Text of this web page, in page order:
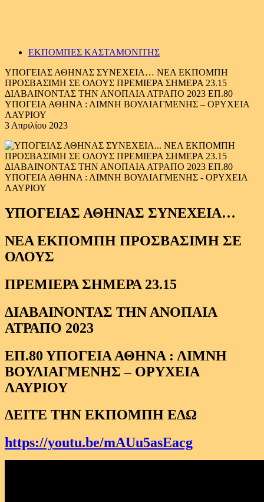
ΕΚΠΟΜΠΕΣ ΚΑΣΤΑΜΟΝΙΤΗΣ
ΥΠΟΓΕΙΑΣ ΑΘΗΝΑΣ ΣΥΝΕΧΕΙΑ… ΝΕΑ ΕΚΠΟΜΠΗ
ΠΡΟΣΒΑΣΙΜΗ ΣΕ ΟΛΟΥΣ ΠΡΕΜΙΕΡΑ ΣΗΜΕΡΑ 23.15
ΔΙΑΒΑΙΝΟΝΤΑΣ ΤΗΝ ΑΝΟΠΑΙΑ ΑΤΡΑΠΟ 2023 ΕΠ.80
ΥΠΟΓΕΙΑ ΑΘΗΝΑ : ΛΙΜΝΗ ΒΟΥΛΙΑΓΜΕΝΗΣ – ΟΡΥΧΕΙΑ
ΛΑΥΡΙΟΥ
3 Απριλίου 2023
ΥΠΟΓΕΙΑΣ ΑΘΗΝΑΣ ΣΥΝΕΧΕΙΑ…
ΝΕΑ ΕΚΠΟΜΠΗ ΠΡΟΣΒΑΣΙΜΗ ΣΕ
ΟΛΟΥΣ
ΠΡΕΜΙΕΡΑ ΣΗΜΕΡΑ 23.15
ΔΙΑΒΑΙΝΟΝΤΑΣ ΤΗΝ ΑΝΟΠΑΙΑ
ΑΤΡΑΠΟ 2023
ΕΠ.80 ΥΠΟΓΕΙΑ ΑΘΗΝΑ : ΛΙΜΝΗ
ΒΟΥΛΙΑΓΜΕΝΗΣ – ΟΡΥΧΕΙΑ
ΛΑΥΡΙΟΥ
ΔΕΙΤΕ ΤΗΝ ΕΚΠΟΜΠΗ ΕΔΩ
https://youtu.be/mAUu5asEacg